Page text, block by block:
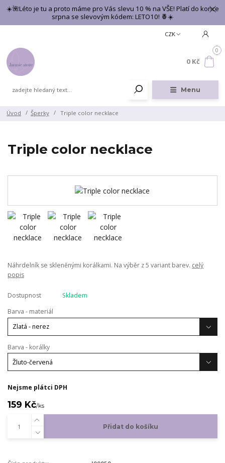
☀️🌺Léto je tu a proto máme pro Vás slevu 10 % na VŠE! Platí do konce
srpna se slevovým kódem: LETO10! 🍍☀️
Menu
CZK
0
0 Kč
Úvod Šperky Triple color necklace
Triple color necklace
Náhrdelník se skleněnými korálkami. Na výběr z 5 variant barev. celý
popis
Dostupnost
Skladem
Barva - materiál
Barva - korálky
Nejsme plátci DPH
159 Kč/ks
Přidat do košíku